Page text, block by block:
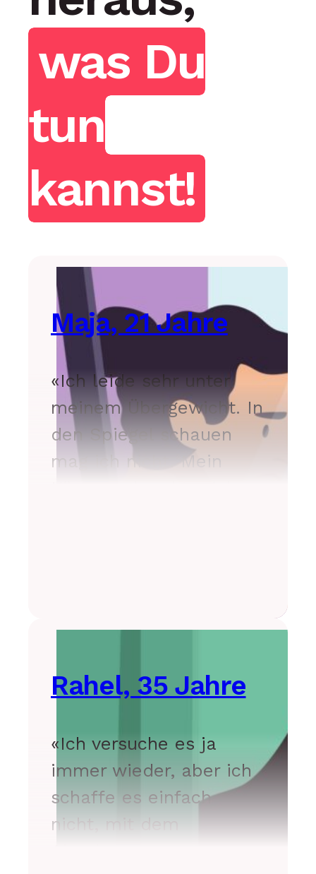
was Du
tun
kannst!
Maja, 21 Jahre
«Ich leide sehr unter
meinem Übergewicht. In
den Spiegel schauen
mag ich nicht. Mein
Rahel, 35 Jahre
«Ich versuche es ja
immer wieder, aber ich
schaffe es einfach
nicht, mit dem